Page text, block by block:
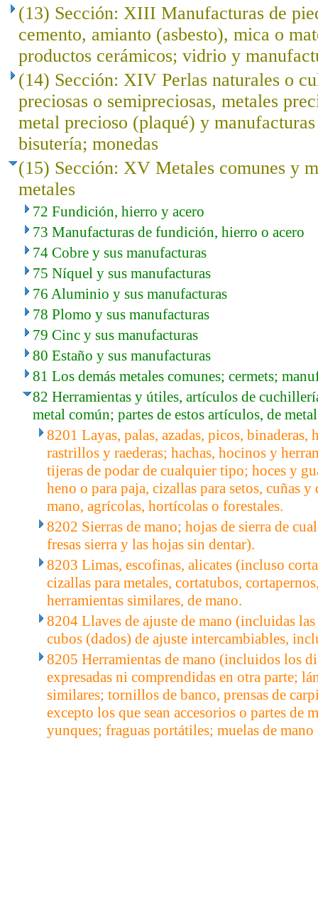
(13) Sección: XIII Manufacturas de
cemento, amianto (asbesto), mica o
productos cerámicos; vidrio y
(14) Sección: XIV Perlas naturales o
preciosas o semipreciosas, metales
metal precioso (plaqué) y
bisutería; monedas
(15) Sección: XV Metales comunes y
metales
72 Fundición, hierro y acero
73 Manufacturas de fundición, hierro o acero
74 Cobre y sus manufacturas
75 Níquel y sus manufacturas
76 Aluminio y sus manufacturas
78 Plomo y sus manufacturas
79 Cinc y sus manufacturas
80 Estaño y sus manufacturas
81 Los demás metales comunes; cermets;
82 Herramientas y útiles, artículos de
metal común; partes de estos artículos, de
8201 Layas, palas, azadas, picos, binaderas,
rastrillos y raederas; hachas, hocinos y
tijeras de podar de cualquier tipo; hoces y
heno o para paja, cizallas para setos, cuñas y
mano, agrícolas, hortícolas o forestales.
8202 Sierras de mano; hojas de sierra de
fresas sierra y las hojas sin dentar).
8203 Limas, escofinas, alicates (incluso
cizallas para metales, cortatubos,
herramientas similares, de mano.
8204 Llaves de ajuste de mano (incluidas
cubos (dados) de ajuste intercambiables,
8205 Herramientas de mano (incluidos los
expresadas ni comprendidas en otra parte;
similares; tornillos de banco, prensas de
excepto los que sean accesorios o partes de
yunques; fraguas portátiles; muelas de